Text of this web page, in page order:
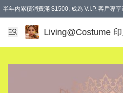
半年內累積消費滿 $1500, 成為 V.I.P. 客戶專
滿$600免本地運費
Living@Costume